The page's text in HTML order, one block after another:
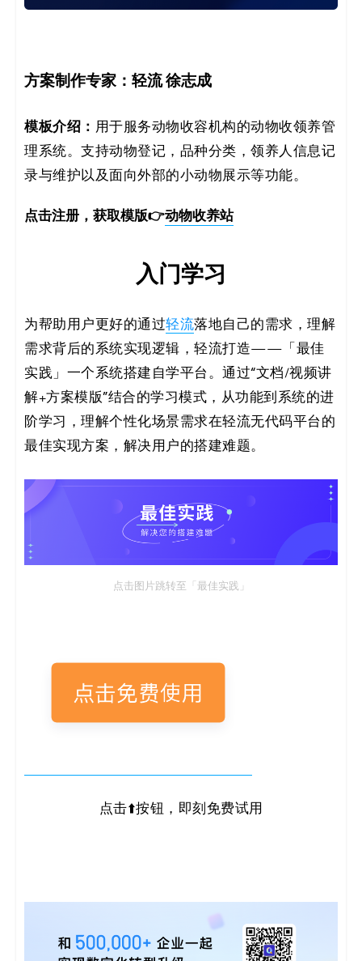
方案制作专家：轻流 徐志成
模板介绍： 用于服务动物收容机构的动物收领养管
理系统。支持动物登记，品种分类，领养人信息记
录与维护以及面向外部的小动物展示等功能。
点击注册，获取模版👉动物收养站
入门学习
为帮助用户更好的通过轻流落地自己的需求，理解
需求背后的系统实现逻辑，轻流打造——「最佳
实践」一个系统搭建自学平台。通过“文档/视频讲
解+方案模版”结合的学习模式，从功能到系统的进
阶学习，理解个性化场景需求在轻流无代码平台的
最佳实现方案，解决用户的搭建难题。
点击图片跳转至「最佳实践」
点击⬆️按钮，即刻免费试用